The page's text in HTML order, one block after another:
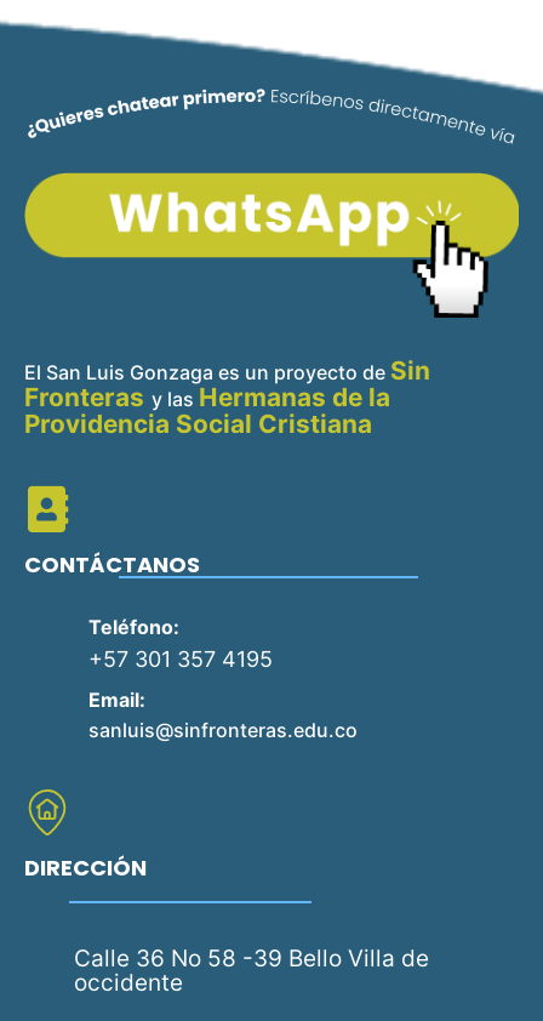
El San Luis Gonzaga es un proyecto de Sin
Fronteras y las Hermanas de la
Providencia Social Cristiana
CONTÁCTANOS
Teléfono:
+57 301 357 4195
Email:
sanluis@sinfronteras.edu.co
DIRECCIÓN
Calle 36 No 58 -39 Bello Villa de
occidente